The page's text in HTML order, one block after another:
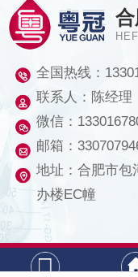
全国热线：
联系人：陈经理
微信：
邮箱：
地址：合肥市包
办楼EC幢